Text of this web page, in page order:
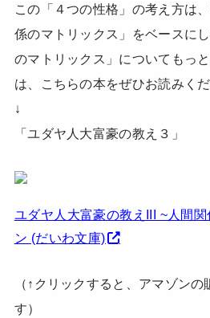
この「４つの性格」の考え方は
係のマトリックス」をベースに
のマトリックス」についてもっ
は、こちらの本をぜひお読みくだ
↓
「ユダヤ人大富豪の教え３」
ユダヤ人大富豪の教えIII ~人間
ン (だいわ文庫)
（↑クリックすると、アマゾンの
す）